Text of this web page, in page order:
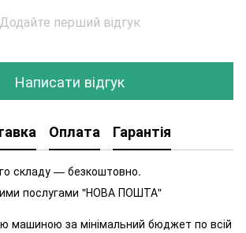
Додайте перший відгук
Написати відгук
Оплата Гарантія
складу — безкоштовно.
послугами "НОВА ПОШТА"
машиною за мінімальний бюджет по всій